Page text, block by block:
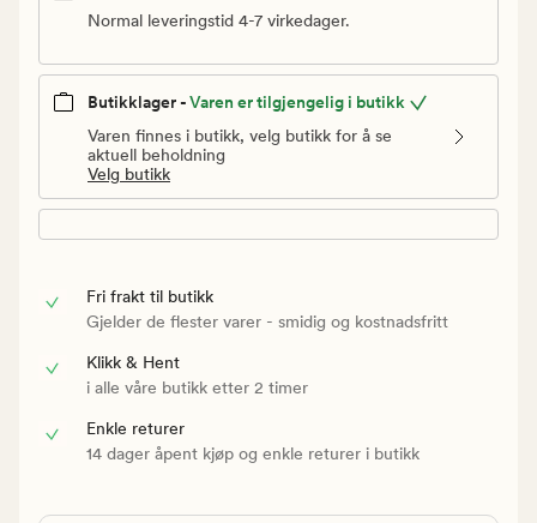
Normal leveringstid 4-7 virkedager.
Butikklager -Varen er tilgjengelig i butikk
Varen finnes i butikk, velg butikk for å se
aktuell beholdning
Velg butikk
Fri frakt til butikk
Gjelder de flester varer - smidig og kostnadsfritt
Klikk & Hent
i alle våre butikk etter 2 timer
Enkle returer
14 dager åpent kjøp og enkle returer i butikk